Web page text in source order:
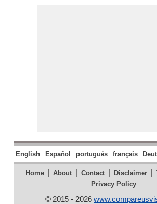
English Español português français
Home | About | Contact | Disclaimer |
Privacy Policy
© 2015 - 2026